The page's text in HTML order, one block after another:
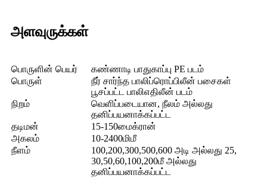
அளவுருக்கள்
பொருளின் பெயர்
கண்ணாடி பாதுகாப்பு PE படம்
பொருள்
நீர் சார்ந்த பாலிப்ரொப்பிலீன் பசைகள்
பூசப்பட்ட பாலிஎதிலீன் படம்
நிறம்
வெளிப்படையான, நீலம் அல்லது
தனிப்பயனாக்கப்பட்ட
தடிமன்
15-150மைக்ரான்
அகலம்
10-2400மிமீ
நீளம்
100,200,300,500,600 அடி அல்லது 25,
30,50,60,100,200மீ அல்லது
தனிப்பயனாக்கப்பட்ட